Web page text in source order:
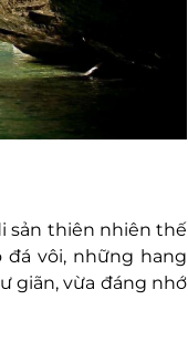
sản thiên nhiên thế
đá vôi, những hang
giãn, vừa đáng nhớ